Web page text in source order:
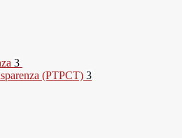
3
(PTPCT) 3